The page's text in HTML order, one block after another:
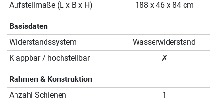
Aufstellmaße (L x B x H)
188 x 46 x 84 cm
Basisdaten
Widerstandssystem
Wasserwiderstand
Klappbar / hochstellbar
✗
Rahmen & Konstruktion
Anzahl Schienen
1